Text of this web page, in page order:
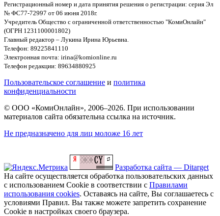
Регистрационный номер и дата принятия решения о регистрации: серия Эл
№ ФС77-72997 от 06 июня 2018г.
Учредитель Общество с ограниченной ответственностью "КомиОнлайн"
(ОГРН 1231100001802)
Главный редактор – Лукина Ирина Юрьевна.
Телефон: 89225841110
Электронная почта: irina@komionline.ru
Телефон редакции: 89634880925
Пользовательское соглашение и политика
конфиденциальности
© ООО «КомиОнлайн», 2006–2026. При использовании
материалов сайта обязательна ссылка на источник.
Не предназначено для лиц моложе 16 лет
Разработка сайта — Ditarget
На сайте осуществляется обработка пользовательских данных
с использованием Cookie в соответствии с Правилами
использования cookies. Оставаясь на сайте, Вы соглашаетесь с
условиями Правил. Вы также можете запретить сохранение
Cookie в настройках своего браузера.